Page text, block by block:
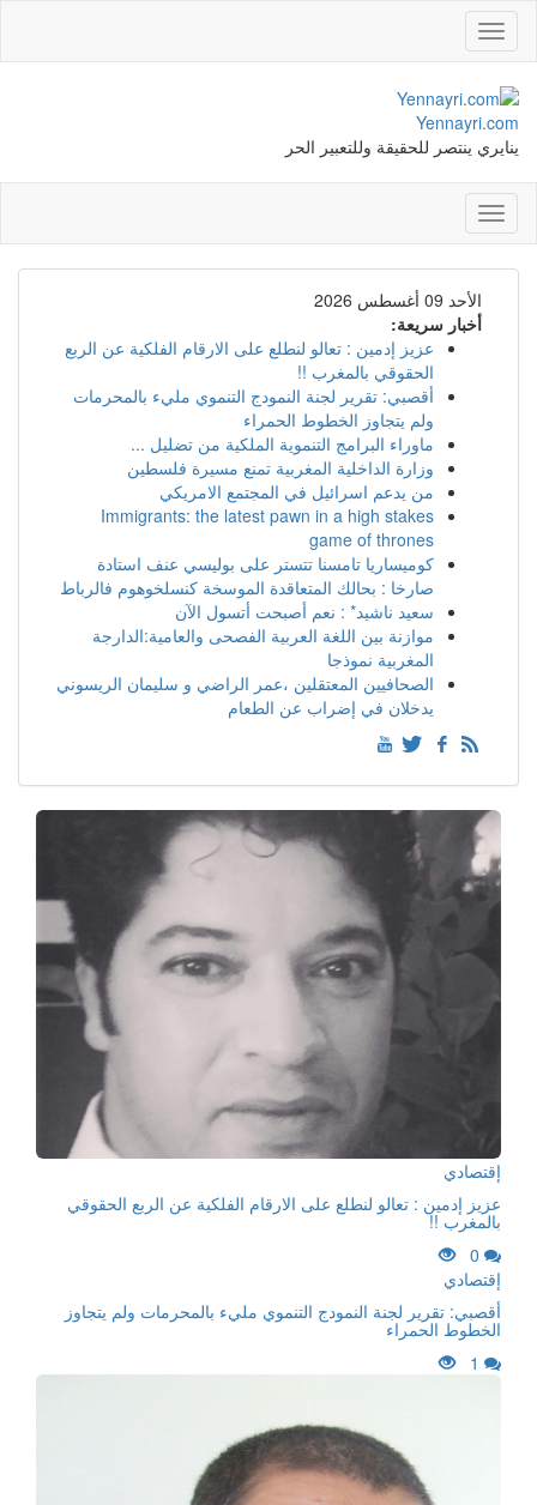
Toggle
navigation
Yennayri.com
ينايري ينتصر للحقيقة وللتعبير الحر
Toggle
navigation
الأحد 09 أغسطس 2026
أخبار سريعة:
عزيز إدمين : تعالو لنطلع على الارقام الفلكية عن الربع
الحقوقي بالمغرب !!
أقصبي: تقرير لجنة النمودج التنموي مليء بالمحرمات
ولم يتجاوز الخطوط الحمراء
ماوراء البرامج التنموية الملكية من تضليل ...
وزارة الداخلية المغربية تمنع مسيرة فلسطين
من يدعم اسرائيل في المجتمع الامريكي
Immigrants: the latest pawn in a high stakes
game of thrones
كوميساريا تامسنا تتستر على بوليسي عنف استادة
صارخا : بحالك المتعاقدة الموسخة كنسلخوهوم فالرباط
سعيد ناشيد* : نعم أصبحت أتسول الآن
موازنة بين اللغة العربية الفصحى والعامية:الدارجة
المغربية نموذجا
الصحافيين المعتقلين ،عمر الراضي و سليمان الريسوني
يدخلان في إضراب عن الطعام
إقتصادي
عزيز إدمين : تعالو لنطلع على الارقام الفلكية عن الربع الحقوقي
بالمغرب !!
0
إقتصادي
أقصبي: تقرير لجنة النمودج التنموي مليء بالمحرمات ولم يتجاوز
الخطوط الحمراء
1